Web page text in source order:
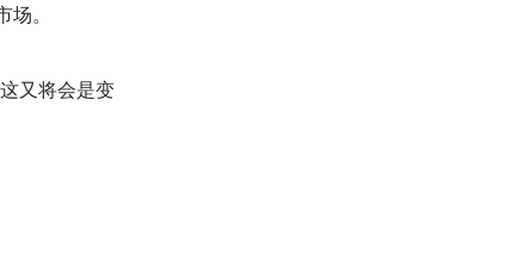
。
又将会是变